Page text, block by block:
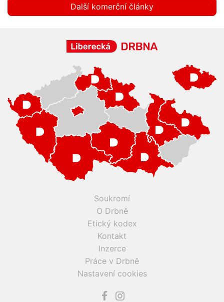
Další komerční články
Soukromí
O Drbně
Etický kodex
Kontakt
Inzerce
Práce v Drbně
Nastavení cookies